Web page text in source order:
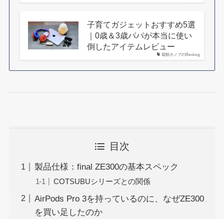
箱館ホノブのRevLog
子育てガジェットおすすめ5選
｜0歳＆3歳パパが本当に使い
倒したアイテムレビュー
目次
製品仕様：final ZE300の基本スペック
COTSUBUシリーズとの関係
AirPods Pro 3を持っているのに、なぜZE300
を買い足したのか